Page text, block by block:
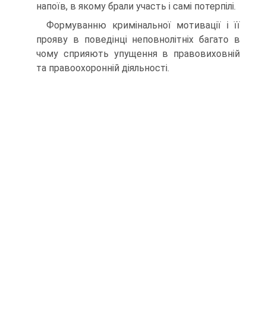
напоїв, в якому брали участь і самі потерпілі.
Формуванню кримінальної мотивації і її
прояву в поведінці неповнолітніх багато в
чому сприяють упущення в правовиховній
та правоохоронній діяльності.